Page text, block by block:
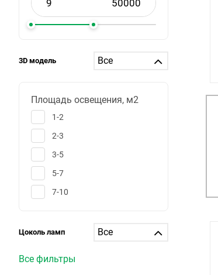
3D модель
Площадь освещения, м2
1-2
2-3
3-5
5-7
7-10
12-15
20-25
Цоколь ламп
Все фильтры